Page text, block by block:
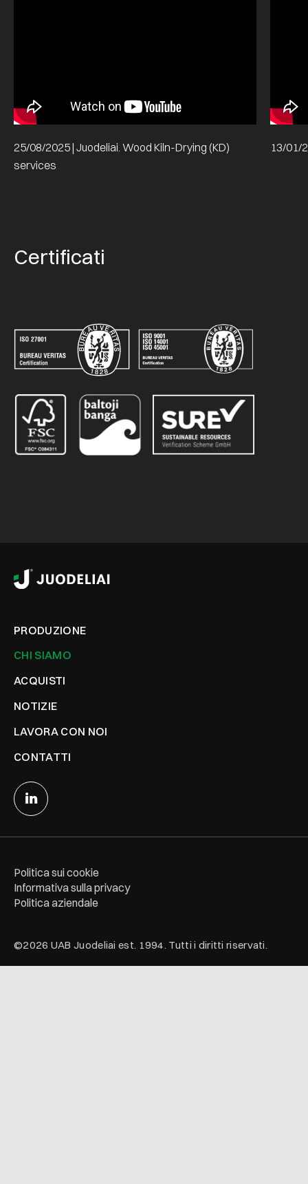
25/08/2025 | Juodeliai. Wood Kiln-Drying (KD)
services
13/01/
Certificati
PRODUZIONE
CHI SIAMO
ACQUISTI
NOTIZIE
LAVORA CON NOI
CONTATTI
©2026 UAB Juodeliai est. 1994. Tutti i diritti riservati.
Politica sui cookie
Informativa sulla privacy
Politica aziendale